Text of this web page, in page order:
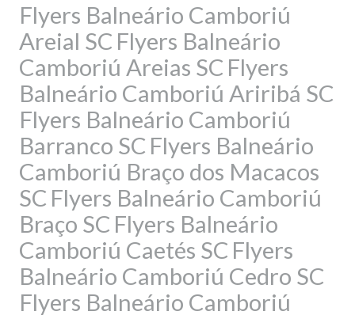
Flyers Balneário Camboriú
Areial SC Flyers Balneário
Camboriú Areias SC Flyers
Balneário Camboriú Ariribá SC
Flyers Balneário Camboriú
Barranco SC Flyers Balneário
Camboriú Braço dos Macacos
SC Flyers Balneário Camboriú
Braço SC Flyers Balneário
Camboriú Caetés SC Flyers
Balneário Camboriú Cedro SC
Flyers Balneário Camboriú